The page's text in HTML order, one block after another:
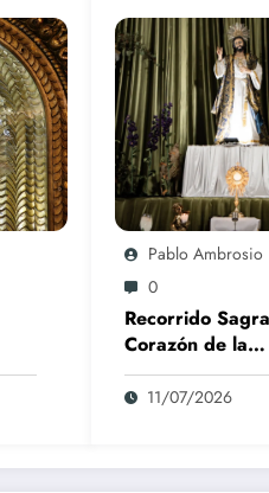
Pablo Ambrosio
0
Recorrido
Corazón de la
Parroquia
11/07/2026